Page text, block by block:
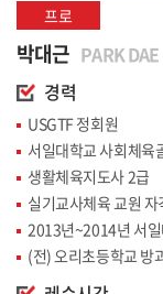
프로
박대근 PARK
경력
USGTF 정회원
서일대학교 사회체육
생활체육지도사 2급
실기교사체육 교원 자
2013년~2014년 서
(전) 오리초등학교 방